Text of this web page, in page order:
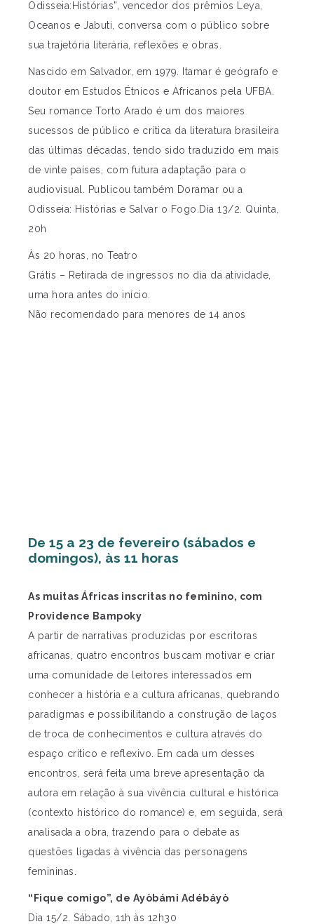
Odisseia:Histórias”, vencedor dos prêmios Leya,
Oceanos e Jabuti, conversa com o público sobre
sua trajetória literária, reflexões e obras.
Nascido em Salvador, em 1979. Itamar é geógrafo e
doutor em Estudos Étnicos e Africanos pela UFBA.
Seu romance Torto Arado é um dos maiores
sucessos de público e crítica da literatura brasileira
das últimas décadas, tendo sido traduzido em mais
de vinte países, com futura adaptação para o
audiovisual. Publicou também Doramar ou a
Odisseia: Histórias e Salvar o Fogo.Dia 13/2. Quinta,
20h
Às 20 horas, no Teatro
Grátis – Retirada de ingressos no dia da atividade,
uma hora antes do início.
Não recomendado para menores de 14 anos
De 15 a 23 de fevereiro (sábados e
domingos), às 11 horas
As muitas Áfricas inscritas no feminino, com
Providence Bampoky
A partir de narrativas produzidas por escritoras
africanas, quatro encontros buscam motivar e criar
uma comunidade de leitores interessados em
conhecer a história e a cultura africanas, quebrando
paradigmas e possibilitando a construção de laços
de troca de conhecimentos e cultura através do
espaço crítico e reflexivo. Em cada um desses
encontros, será feita uma breve apresentação da
autora em relação à sua vivência cultural e histórica
(contexto histórico do romance) e, em seguida, será
analisada a obra, trazendo para o debate as
questões ligadas à vivência das personagens
femininas.
“Fique comigo”, de Ayòbámi Adébáyò
Dia 15/2. Sábado, 11h às 12h30